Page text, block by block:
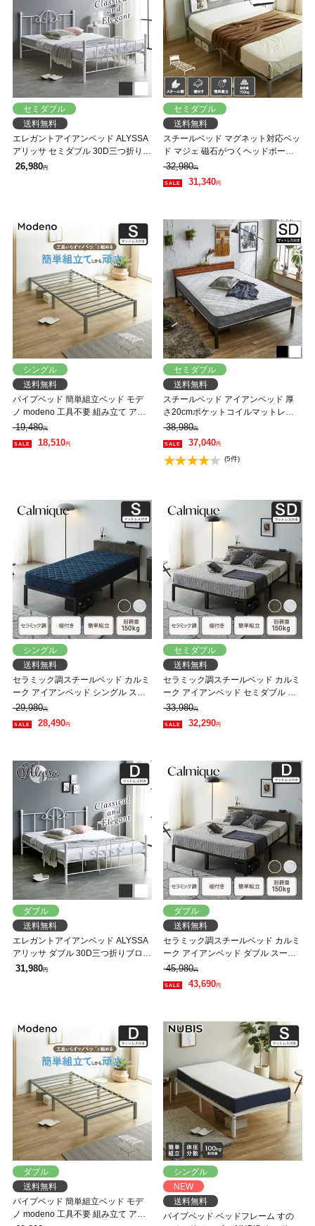
セミダブル
送料無料
エレガントアイアンベッド ALYSSA
アリッサ セミダブル 30D三つ折りブ
ロックウレタンマットレスセット ス
26,980円
セミダブル
送料無料
スチールベッド マグネット対応ベッ
ド マジェ 磁石がつくヘッドボード
セミダブル ネルコZマットレス付 磁
石 マグネットスチールベッド
32,980円
31,340円
シングル
送料無料
パイプベッド 簡単組立ベッド モデ
ノ modeno 工具不要 組み立て アイ
アンベッド スチールベッド シング
ル ネルコZマットレス付 通気性 お手
入れ簡単 頑丈
19,480円
18,510円
セミダブル
送料無料
スチールベッド アイアンベッド 厚
さ20cmポケットコイルマットレス
セット セミダブル 棚付きベッド コ
ンセント 【大型家具配送】
38,980円
37,040円
(5件)
シングル
送料無料
セラミック調スチールベッド カルミ
ーク アイアンベッド シングル スー
パーハードマットレス付 スチールベ
ッド スチールベッドフレーム
29,980円
28,490円
セミダブル
送料無料
セラミック調スチールベッド カルミ
ーク アイアンベッド セミダブル バ
リューマットレス付 スチールベッド
スチールベッドフレーム
33,980円
32,290円
ダブル
送料無料
エレガントアイアンベッド ALYSSA
アリッサ ダブル 30D三つ折りブロッ
クウレタンマットレスセット スチー
31,980円
ダブル
送料無料
セラミック調スチールベッド カルミ
ーク アイアンベッド ダブル スーパ
ーハードマットレス付 スチールベッ
ド スチールベッドフレーム
45,980円
43,690円
ダブル
送料無料
パイプベッド 簡単組立ベッド モデ
ノ modeno 工具不要 組み立て アイ
シングル
NEW
送料無料
パイプベッド ベッドフレーム すの